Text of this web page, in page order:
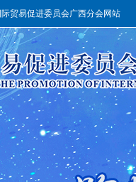
贸易促进委员会广西分会网站